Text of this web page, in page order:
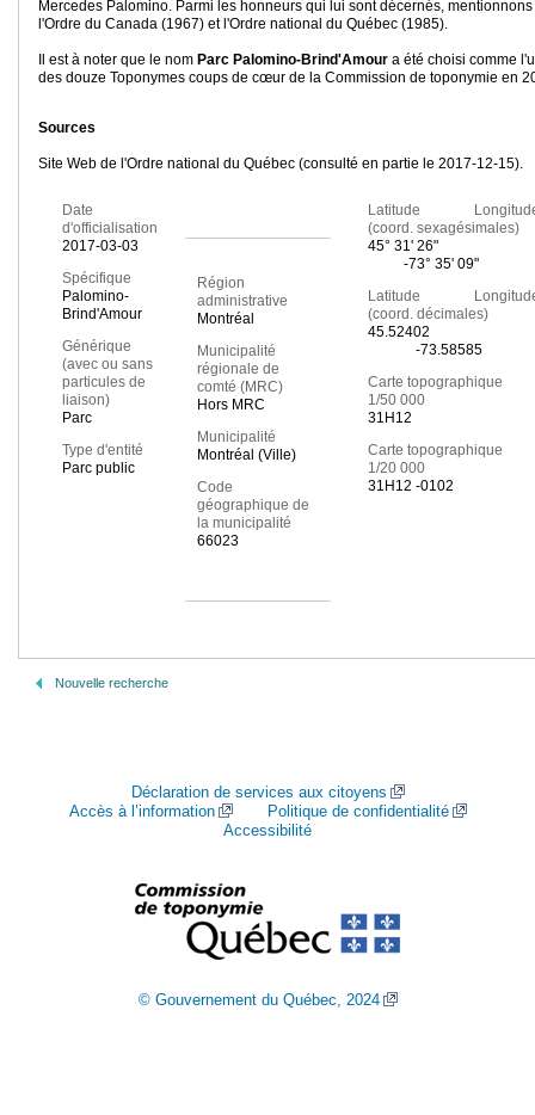
Mercedes Palomino. Parmi les honneurs qui lui sont décernés, mentionnons
l'Ordre du Canada (1967) et l'Ordre national du Québec (1985).
Il est à noter que le nom Parc Palomino-Brind'Amour a été choisi comme
des douze Toponymes coups de cœur de la Commission de toponymie en
Sources
Site Web de l'Ordre national du Québec (consulté en partie le 2017-12-15).
Date
d'officialisation
2017-03-03
Spécifique
Palomino-
Brind'Amour
Générique
(avec ou sans
particules de
liaison)
Parc
Type d'entité
Parc public
Région
administrative
Montréal
Municipalité
régionale de
comté (MRC)
Hors MRC
Municipalité
Montréal (Ville)
Code
géographique de
la municipalité
66023
Latitude
(coord. sexagésimales)
45° 31' 26"
-73° 35' 09"
Latitude
(coord. décimales)
45.52402
-73.58585
Carte topographique
1/50 000
31H12
Carte topographique
1/20 000
31H12 -0102
Nouvelle recherche
Déclaration de services aux citoyens
Accès à l’information
Politique de confidentialité
Accessibilité
© Gouvernement du Québec, 2024